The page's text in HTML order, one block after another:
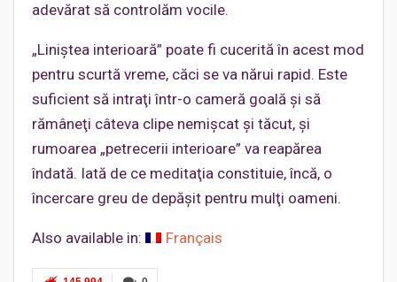
adevărat să controlăm vocile.
„Liniştea interioară” poate fi cucerită în acest mod
pentru scurtă vreme, căci se va nărui rapid. Este
suficient să intraţi într-o cameră goală şi să
rămâneţi câteva clipe nemişcat şi tăcut, şi
rumoarea „petrecerii interioare” va reapărea
îndată. Iată de ce meditaţia constituie, încă, o
încercare greu de depăşit pentru mulţi oameni.
Also available in: Français